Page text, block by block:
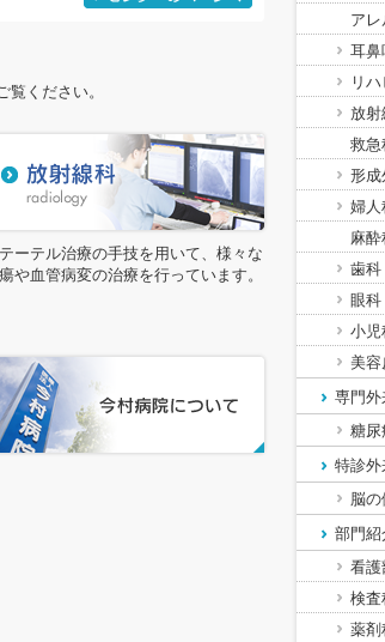
覧ください。
ーテル治療の手技を用いて、様々な
や血管病変の治療を行っています。
ア
耳
リ
放
救急
形
婦人
麻
歯
眼科
小児
美
専門外
糖尿
特診外
脳
部門紹
看護
検査
薬剤